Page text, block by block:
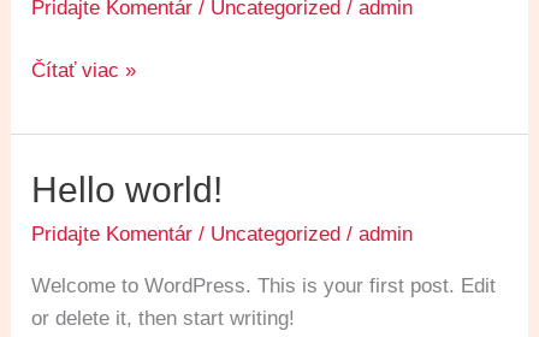
Pridajte Komentár / Uncategorized /admin
Čítať viac »
Hello world!
Pridajte Komentár / Uncategorized /admin
Welcome to WordPress. This is your first post. Edit
or delete it, then start writing!
Hello